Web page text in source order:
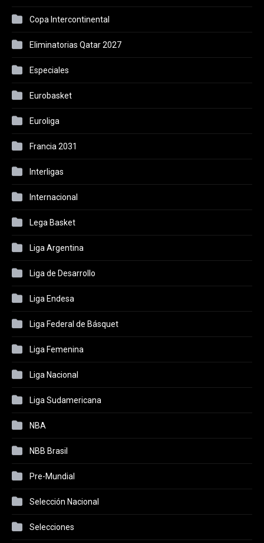
Copa Intercontinental
Eliminatorias Qatar 2027
Especiales
Eurobasket
Euroliga
Francia 2031
Interligas
Internacional
Lega Basket
Liga Argentina
Liga de Desarrollo
Liga Endesa
Liga Federal de Básquet
Liga Femenina
Liga Nacional
Liga Sudamericana
NBA
NBB Brasil
Pre-Mundial
Selección Nacional
Selecciones